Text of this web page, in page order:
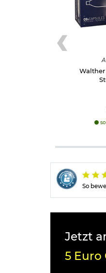
Walther
So
Jetzt
5 Euro